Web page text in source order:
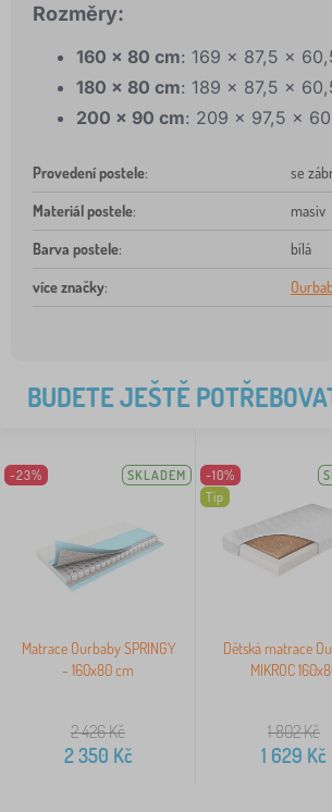
Rozměry:
160 x 80 cm: 169 x 87,5 x
180 x 80 cm: 189 x 87,5 x
200 x 90 cm: 209 x 97,5 x
Provedení postele: se
Materiál postele: masiv
Barva postele: bílá
více značky:
BUDETE JEŠTĚ
-23% SKLADEM
Matrace Ourbaby SPRINGY
- 160x80 cm
2 426Kč
2 350 Kč
-10%
Tip
Dětská matrace
MIKROC
1 802Kč
1 629 Kč